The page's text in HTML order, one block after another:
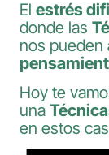
El estrés
donde las
nos pueden
Hoy te
una
en estos